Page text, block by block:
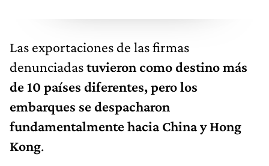
Las exportaciones de las firmas
denunciadastuvieron como destino más
de 10 países diferentes, pero los
embarques se despacharon
fundamentalmente hacia China y Hong
Kong.